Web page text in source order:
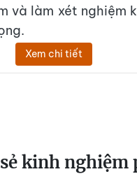
và làm xét nghiệm
Xem chi tiết
kinh nghiệm